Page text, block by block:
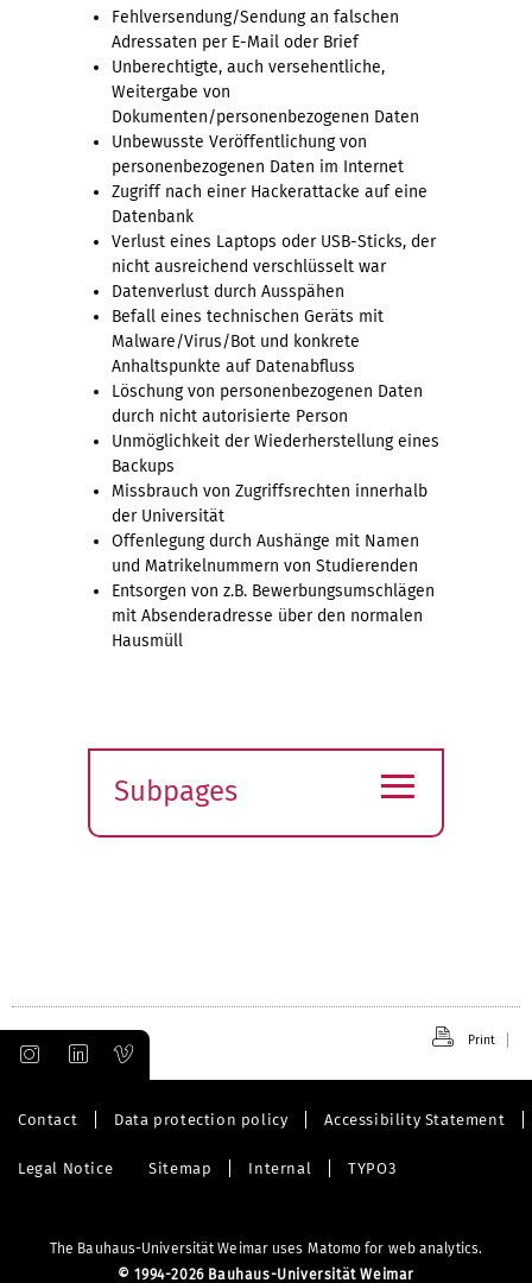
Fehlversendung/Sendung an falschen
Adressaten per E-Mail oder Brief
Unberechtigte, auch versehentliche,
Weitergabe von
Dokumenten/personenbezogenen Daten
Unbewusste Veröffentlichung von
personenbezogenen Daten im Internet
Zugriff nach einer Hackerattacke auf eine
Datenbank
Verlust eines Laptops oder USB-Sticks, der
nicht ausreichend verschlüsselt war
Datenverlust durch Ausspähen
Befall eines technischen Geräts mit
Malware/Virus/Bot und konkrete
Anhaltspunkte auf Datenabfluss
Löschung von personenbezogenen Daten
durch nicht autorisierte Person
Unmöglichkeit der Wiederherstellung eines
Backups
Missbrauch von Zugriffsrechten innerhalb
der Universität
Offenlegung durch Aushänge mit Namen
und Matrikelnummern von Studierenden
Entsorgen von z.B. Bewerbungsumschlägen
mit Absenderadresse über den normalen
Hausmüll
Subpages
≡
Print
Contact Data protection policy Accessibility Statement
Legal Notice Sitemap Internal TYPO3
The Bauhaus-Universität Weimar uses Matomo for web analytics.
© 1994-2026 Bauhaus-Universität Weimar